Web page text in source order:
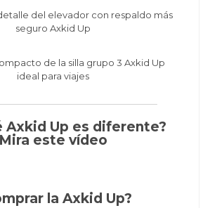
Axkid Up es diferente?
Mira este vídeo
la Axkid Up?